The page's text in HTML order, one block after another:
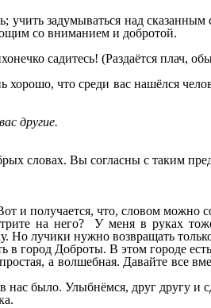
учить задумываться над
со вниманием и добротой.
садитесь! (Раздаётся плач,
что среди вас нашёлся
другие.
словах. Вы согласны с таким
и получается, что, словом можно
на него? У меня в руках
Но лучики нужно возвращать
город Доброты. В этом городе
а волшебная. Давайте все
нас было. Улыбнёмся, друг другу